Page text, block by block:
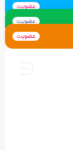
عضویت
عضویت
عضویت